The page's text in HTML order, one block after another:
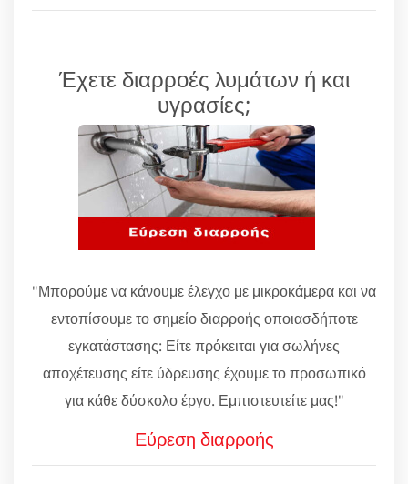
Έχετε διαρροές λυμάτων ή και
υγρασίες;
"Μπορούμε να κάνουμε έλεγχο με μικροκάμερα και να
εντοπίσουμε το σημείο διαρροής οποιασδήποτε
εγκατάστασης: Είτε πρόκειται για σωλήνες
αποχέτευσης είτε ύδρευσης έχουμε το προσωπικό
για κάθε δύσκολο έργο. Εμπιστευτείτε μας!"
Εύρεση διαρροής